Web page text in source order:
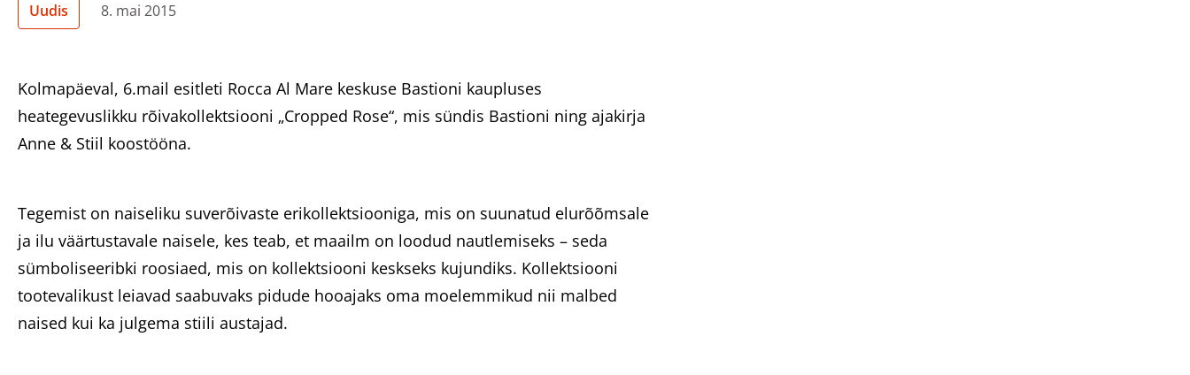
Uudis 8. mai 2015
Kolmapäeval, 6.mail esitleti Rocca Al Mare keskuse Bastioni kaupluses
heategevuslikku rõivakollektsiooni „Cropped Rose“, mis sündis Bastioni ning ajakirja
Anne & Stiil koostööna.
Tegemist on naiseliku suverõivaste erikollektsiooniga, mis on suunatud elurõõmsale
ja ilu väärtustavale naisele, kes teab, et maailm on loodud nautlemiseks – seda
sümboliseeribki roosiaed, mis on kollektsiooni keskseks kujundiks. Kollektsiooni
tootevalikust leiavad saabuvaks pidude hooajaks oma moelemmikud nii malbed
naised kui ka julgema stiili austajad.